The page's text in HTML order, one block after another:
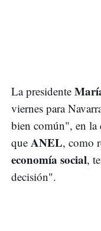
La presidente
viernes para
bien común", en la
que ANEL, como
economía social,
decisión".